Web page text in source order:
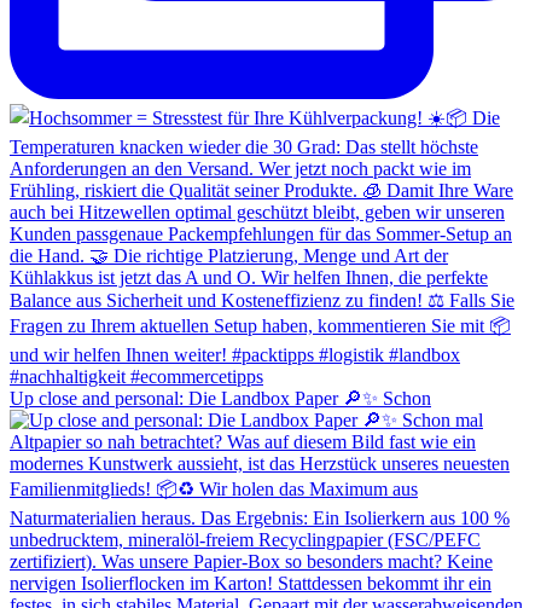
Up close and personal: Die Landbox Paper 🔎✨ Schon